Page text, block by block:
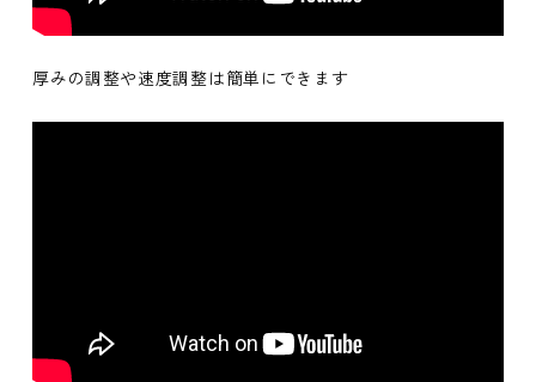
厚みの調整や速度調整は簡単にできます